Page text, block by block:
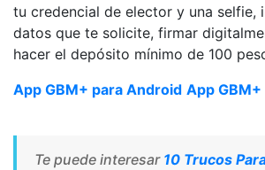
tu credencial de elector y una selfie,
datos que te solicite, firmar
hacer el depósito mínimo de 100
App GBM+ para Android App
Te puede interesar 10 Trucos